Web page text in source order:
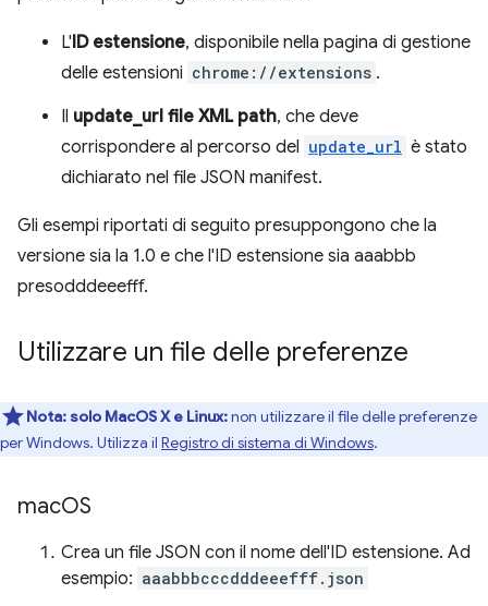
L'ID estensione, disponibile nella pagina di gestione
delle estensioni chrome://extensions .
Il update_url file XML path, che deve
corrispondere al percorso del update_url è stato
dichiarato nel file JSON manifest.
Gli esempi riportati di seguito presuppongono che la
versione sia la 1.0 e che l'ID estensione sia aaabbb
presodddeeefff.
Utilizzare un file delle preferenze
Nota: solo MacOS X e Linux:non utilizzare il file delle preferenze
per Windows. Utilizza il Registro di sistema di Windows.
macOS
Crea un file JSON con il nome dell'ID estensione. Ad
esempio: aaabbbcccdddeeefff.json